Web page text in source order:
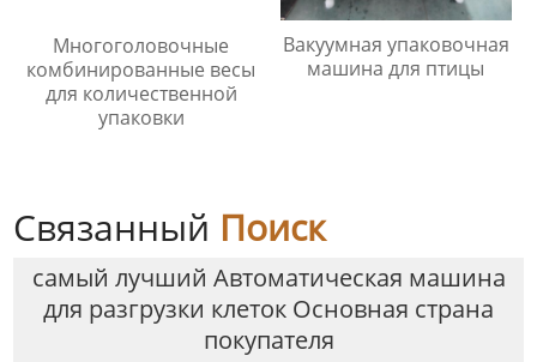
Многоголовочные
комбинированные весы
для количественной
упаковки
Вакуумная упаковочная
машина для птицы
Связанный Поиск
самый лучший Автоматическая машина
для разгрузки клеток Основная страна
покупателя